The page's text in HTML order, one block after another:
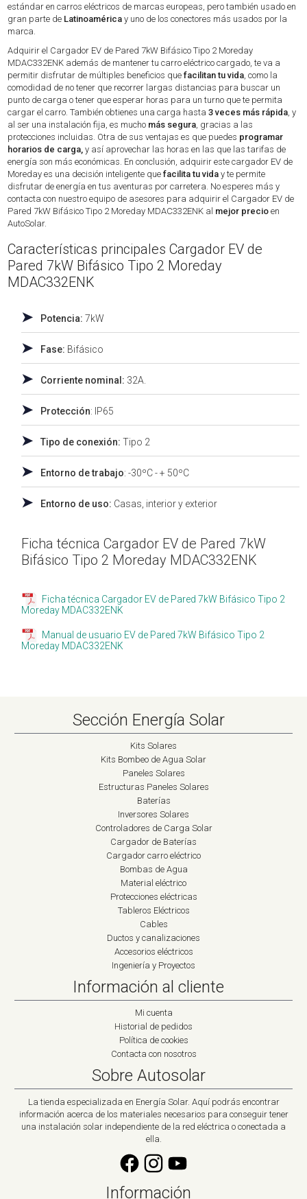
estándar en carros eléctricos de marcas europeas, pero también usado en
gran parte de Latinoamérica y uno de los conectores más usados por la
marca.
Adquirir el Cargador EV de Pared 7kW Bifásico Tipo 2 Moreday
MDAC332ENK además de mantener tu carro eléctrico cargado, te va a
permitir disfrutar de múltiples beneficios quefacilitan tu vida , como la
comodidad de no tener que recorrer largas distancias para buscar un
punto de carga o tener que esperar horas para un turno que te permita
cargar el carro. También obtienes una carga hasta 3 veces más rápida , y
al ser una instalación fija, es mucho más segura , gracias a las
protecciones incluidas. Otra de sus ventajas es que puedes programar
horarios de carga, y así aprovechar las horas en las que las tarifas de
energía son más económicas. En conclusión, adquirir este cargador EV de
Moreday es una decisión inteligente quefacilita tu vida y te permite
disfrutar de energía en tus aventuras por carretera. No esperes más y
contacta con nuestro equipo de asesores para adquirir el Cargador EV de
Pared 7kW Bifásico Tipo 2 Moreday MDAC332ENK al mejor precio en
AutoSolar.
Características principales Cargador EV de
Pared 7kW Bifásico Tipo 2 Moreday
MDAC332ENK
➤ Potencia: 7kW
➤ Fase: Bifásico
➤ Corriente nominal: 32A.
➤ Protección: IP65
➤ Tipo de conexión: Tipo 2
➤ Entorno de trabajo: -30ºC - + 50ºC
➤ Entorno de uso: Casas, interior y exterior
Ficha técnica Cargador EV de Pared 7kW
Bifásico Tipo 2 Moreday MDAC332ENK
Ficha técnica Cargador EV de Pared 7kW Bifásico Tipo 2
Moreday MDAC332ENK
Manual de usuario EV de Pared 7kW Bifásico Tipo 2
Moreday MDAC332ENK
Sección Energía Solar
Kits Solares
Kits Bombeo de Agua Solar
Paneles Solares
Estructuras Paneles Solares
Baterías
Inversores Solares
Controladores de Carga Solar
Cargador de Baterías
Cargador carro eléctrico
Bombas de Agua
Material eléctrico
Protecciones eléctricas
Tableros Eléctricos
Cables
Ductos y canalizaciones
Accesorios eléctricos
Ingeniería y Proyectos
Información al cliente
Mi cuenta
Historial de pedidos
Política de cookies
Contacta con nosotros
Sobre Autosolar
La tienda especializada en Energía Solar. Aquí podrás encontrar
información acerca de los materiales necesarios para conseguir tener
una instalación solar independiente de la red eléctrica o conectada a
ella.
Información